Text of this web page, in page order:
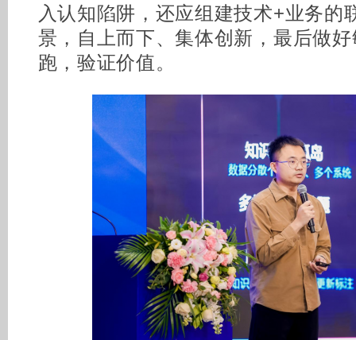
入认知陷阱，还应组建技术+业务的
景，自上而下、集体创新，最后做
跑，验证价值。